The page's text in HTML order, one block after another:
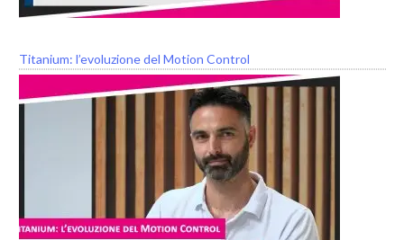
Titanium: l’evoluzione del Motion Control